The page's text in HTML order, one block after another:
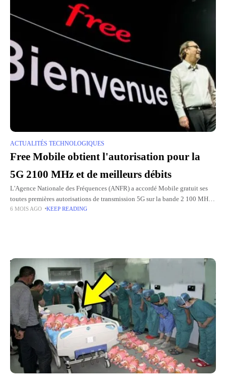
ACTUALITÉS TECHNOLOGIQUES
Free Mobile obtient l'autorisation pour la
5G 2100 MHz et de meilleurs débits
L'Agence Nationale des Fréquences (ANFR) a accordé Mobile gratuit ses
toutes premières autorisations de transmission 5G sur la bande 2 100 MHz,
avec 38 sites désormais validés. L'information figurait dans
6 MOIS AGO KEEP READING
Top Picks for You